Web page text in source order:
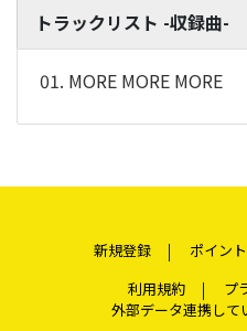
トラックリスト -収録曲-
01. MORE MORE MORE
新規登録 ポイン
利用規約
プ
外部データ連携して